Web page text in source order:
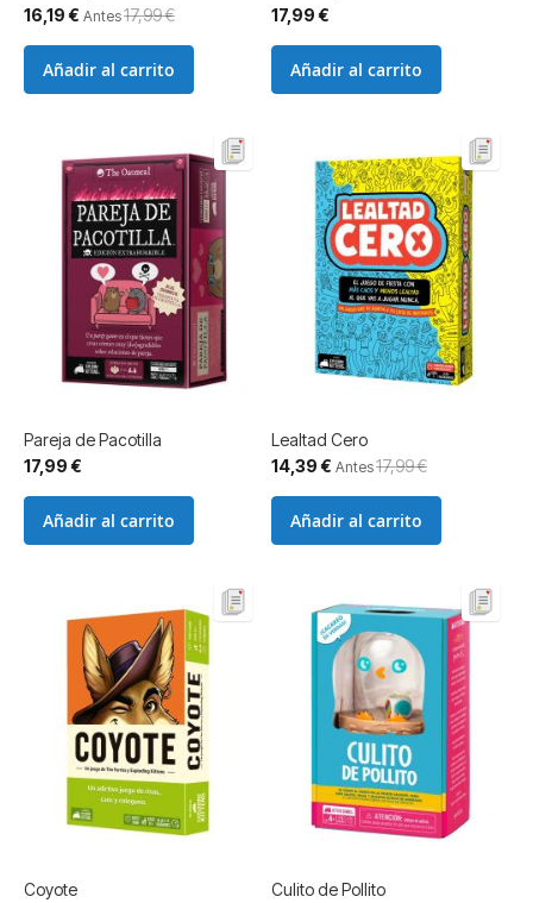
Precio
especial
16,19 € Antes17,99 €
Añadir al carrito
17,99 €
Añadir al carrito
Pareja de Pacotilla
17,99 €
Añadir al carrito
Lealtad Cero
Precio
especial
14,39 € Antes17,99 €
Añadir al carrito
Coyote
Culito de Pollito